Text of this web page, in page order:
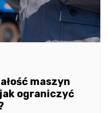
maszyn
ograniczyć